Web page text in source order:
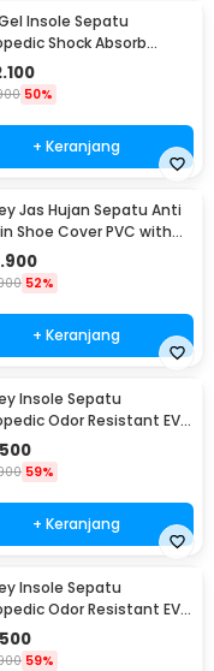
Insole Sepatu
Shock Absorb
Gel S
50%
+ Keranjang
Jas Hujan Sepatu Anti
Shoe Cover PVC with
XL - F-300
52%
+ Keranjang
Insole Sepatu
Odor Resistant EVA
- Y3Y27
59%
+ Keranjang
Insole Sepatu
Odor Resistant EVA
- Y3Y27
59%